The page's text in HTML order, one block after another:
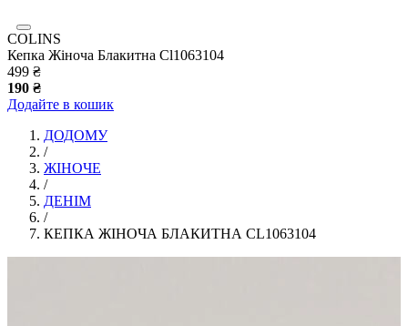
COLINS
Кепка Жіноча Блакитна Cl1063104
499 ₴
190 ₴
Додайте в кошик
ДОДОМУ
/
ЖІНОЧЕ
/
ДЕНІМ
/
КЕПКА ЖІНОЧА БЛАКИТНА CL1063104